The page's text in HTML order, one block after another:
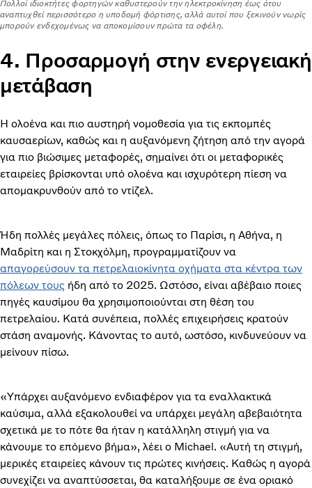
Πολλοί ιδιοκτήτες φορτηγών καθυστερούν την ηλεκτροκίνηση έως ότου
αναπτυχθεί περισσότερο η υποδομή φόρτισης, αλλά αυτοί που ξεκινούν νωρίς
μπορούν ενδεχομένως να αποκομίσουν πρώτα τα οφέλη.
4. Προσαρμογή στην ενεργειακή
μετάβαση
Η ολοένα και πιο αυστηρή νομοθεσία για τις εκπομπές
καυσαερίων, καθώς και η αυξανόμενη ζήτηση από την αγορά
για πιο βιώσιμες μεταφορές, σημαίνει ότι οι μεταφορικές
εταιρείες βρίσκονται υπό ολοένα και ισχυρότερη πίεση να
απομακρυνθούν από το ντίζελ.
Ήδη πολλές μεγάλες πόλεις, όπως το Παρίσι, η Αθήνα, η
Μαδρίτη και η Στοκχόλμη, προγραμματίζουν να
απαγορεύσουν τα πετρελαιοκίνητα οχήματα στα κέντρα των
πόλεων τους ήδη από το 2025. Ωστόσο, είναι αβέβαιο ποιες
πηγές καυσίμου θα χρησιμοποιούνται στη θέση του
πετρελαίου. Κατά συνέπεια, πολλές επιχειρήσεις κρατούν
στάση αναμονής. Κάνοντας το αυτό, ωστόσο, κινδυνεύουν να
μείνουν πίσω.
«Υπάρχει αυξανόμενο ενδιαφέρον για τα εναλλακτικά
καύσιμα, αλλά εξακολουθεί να υπάρχει μεγάλη αβεβαιότητα
σχετικά με το πότε θα ήταν η κατάλληλη στιγμή για να
κάνουμε το επόμενο βήμα», λέει ο Michael. «Αυτή τη στιγμή,
μερικές εταιρείες κάνουν τις πρώτες κινήσεις. Καθώς η αγορά
συνεχίζει να αναπτύσσεται, θα καταλήξουμε σε ένα οριακό